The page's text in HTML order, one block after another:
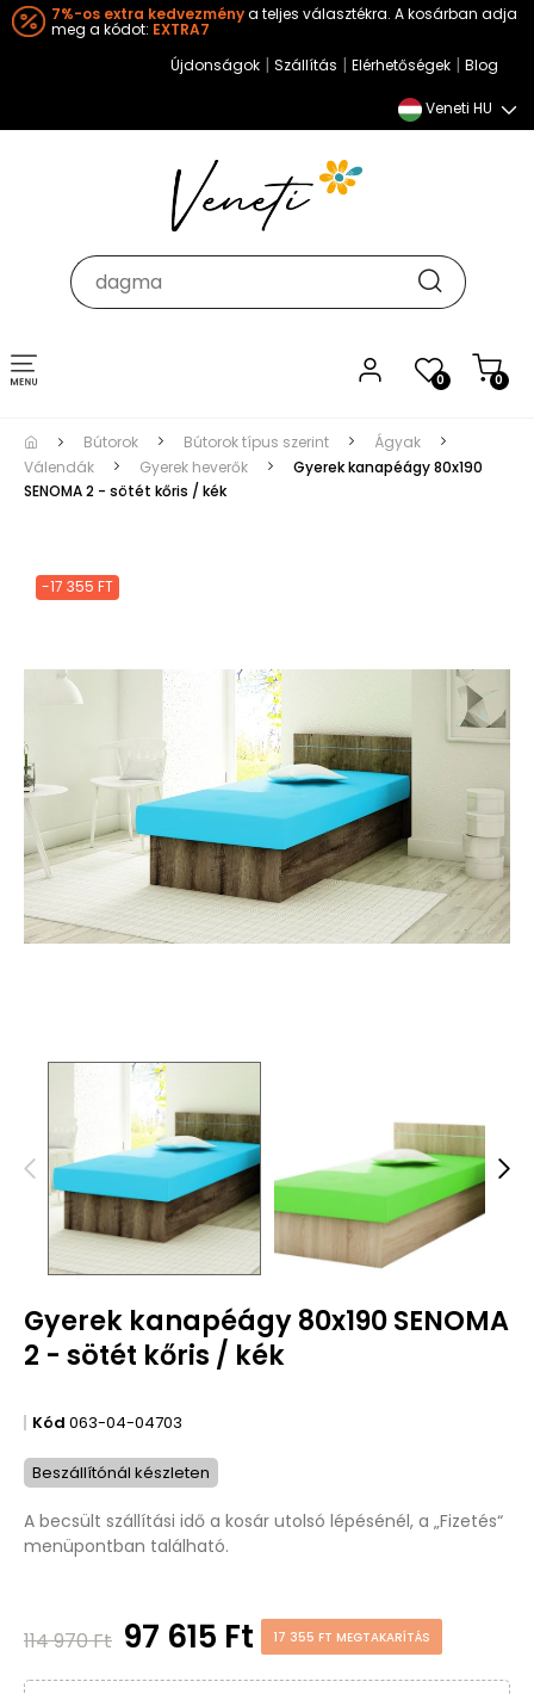
7%-os extra kedvezménya teljes választékra. A kosárban adja
meg a kódot: EXTRA7
Újdonságok | Szállítás | Elérhetőségek | Blog
Veneti HU
0 0
Toggle
navigation
Bútorok Bútorok típus szerint
Ágyak
Válendák
Gyerek heverők
Gyerek kanapéágy 80x190
SENOMA 2 - sötét kőris / kék
-17 355 FT
Gyerek kanapéágy 80x190 SENOMA
2 - sötét kőris / kék
Kód 063-04-04703
Beszállítónál készleten
A becsült szállítási idő a kosár utolsó lépésénél, a „Fizetés“
menüpontban található.
114 970 Ft 97 615 Ft 17 355 FT MEGTAKARÍTÁS